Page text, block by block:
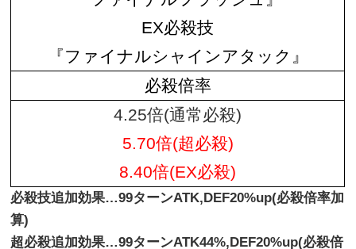
EX必殺技
『ファイナルシャインアタック』
必殺倍率
4.25倍(通常必殺)
5.70倍(超必殺)
8.40倍(EX必殺)
必殺技追加効果…99ターンATK,DEF20%up(必殺倍率加
算)
超必殺追加効果…99ターンATK44%,DEF20%up(必殺倍